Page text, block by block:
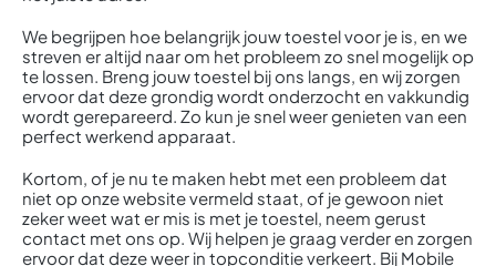
We begrijpen hoe belangrijk jouw toestel voor je is, en we
streven er altijd naar om het probleem zo snel mogelijk op
te lossen. Breng jouw toestel bij ons langs, en wij zorgen
ervoor dat deze grondig wordt onderzocht en vakkundig
wordt gerepareerd. Zo kun je snel weer genieten van een
perfect werkend apparaat.
Kortom, of je nu te maken hebt met een probleem dat
niet op onze website vermeld staat, of je gewoon niet
zeker weet wat er mis is met je toestel, neem gerust
contact met ons op. Wij helpen je graag verder en zorgen
ervoor dat deze weer in topconditie verkeert. Bij Mobile